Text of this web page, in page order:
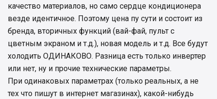
качество материалов, но само сердце кондиционера
везде идентичное. Поэтому цена пу сути и состоит из
бренда, вторичных функций (вай-фай, пульт с
цветным экраном и т.д.), новая модель и т.д. Все будут
холодить ОДИНАКОВО. Разница есть только инвертер
или нет, ну и прочие технические параметры.
При одинаковых параметрах (только реальных, а не
тех что пишут в интернет магазинах), какой-нибудь